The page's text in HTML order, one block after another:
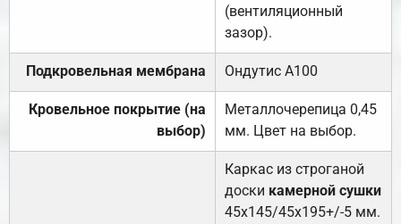
(вентиляционный
зазор).
Подкровельная мембрана Ондутис А100
Кровельное покрытие (на
выбор)
Металлочерепица 0,45
мм. Цвет на выбор.
Каркас из строганой
доски камерной сушки
45х145/45х195+/-5 мм.